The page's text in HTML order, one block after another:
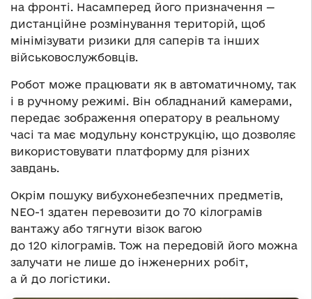
на фронті. Насамперед його призначення —
дистанційне розмінування територій, щоб
мінімізувати ризики для саперів та інших
військовослужбовців.
Робот може працювати як в автоматичному, так
і в ручному режимі. Він обладнаний камерами,
передає зображення оператору в реальному
часі та має модульну конструкцію, що дозволяє
використовувати платформу для різних
завдань.
Окрім пошуку вибухонебезпечних предметів,
NEO-1 здатен перевозити до 70 кілограмів
вантажу або тягнути візок вагою
до 120 кілограмів. Тож на передовій його можна
залучати не лише до інженерних робіт,
а й до логістики.